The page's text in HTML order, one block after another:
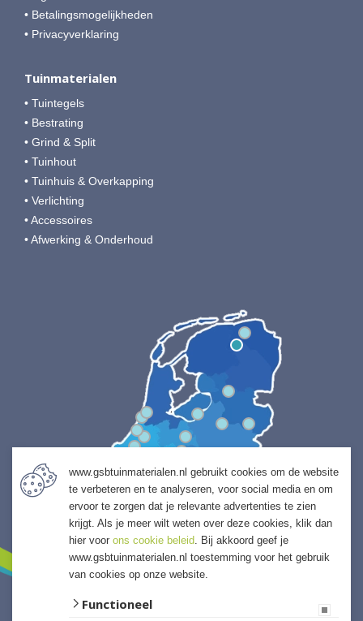
• Betalingsmogelijkheden
• Privacyverklaring
Tuinmaterialen
• Tuintegels
• Bestrating
• Grind & Split
• Tuinhout
• Tuinhuis & Overkapping
• Verlichting
• Accessoires
• Afwerking & Onderhoud
www.gsbtuinmaterialen.nl gebruikt cookies om de website
te verbeteren en te analyseren, voor social media en om
ervoor te zorgen dat je relevante advertenties te zien
krijgt. Als je meer wilt weten over deze cookies, klik dan
hier voor ons cookie beleid. Bij akkoord geef je
www.gsbtuinmaterialen.nl toestemming voor het gebruik
van cookies op onze website.
Functioneel